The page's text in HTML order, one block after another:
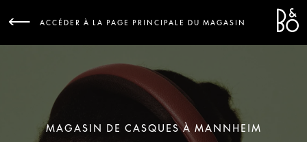
ACCÉDER À LA PAGE PRINCIPALE DU MAGASIN
MAGASIN DE CASQUES À MANNHEIM